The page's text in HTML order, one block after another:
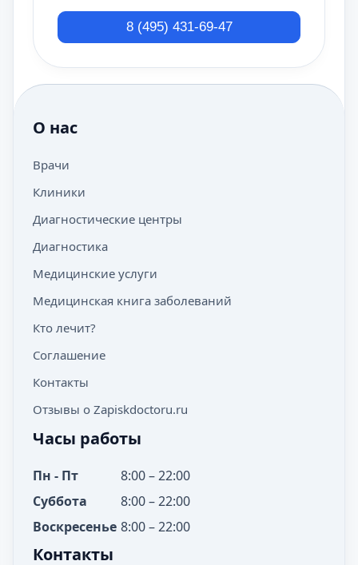
8 (495) 431-69-47
О нас
Врачи
Клиники
Диагностические центры
Диагностика
Медицинские услуги
Медицинская книга заболеваний
Кто лечит?
Соглашение
Контакты
Отзывы о Zapiskdoctoru.ru
Часы работы
Пн - Пт
8:00 – 22:00
Суббота
8:00 – 22:00
Воскресенье 8:00 – 22:00
Контакты